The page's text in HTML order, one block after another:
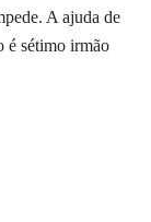
A ajuda de
é sétimo irmão